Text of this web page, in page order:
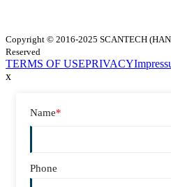
Copyright © 2016-2025 SCANTECH
Reserved
TERMS OF USEPRIVACY
x
Name*
Phone